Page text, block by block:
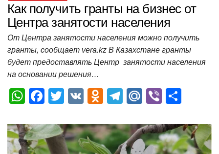
Как получить гранты на бизнес от
Центра занятости населения
От Центра занятости населения можно получить
гранты, сообщает vera.kz В Казахстане гранты
будет предоставлять Центр занятости населения
на основании решения…
W
at
s
F
c
e
T
tt
er
V
O
n
o
T
e
gr
M
.R
u
Vi
er п
р